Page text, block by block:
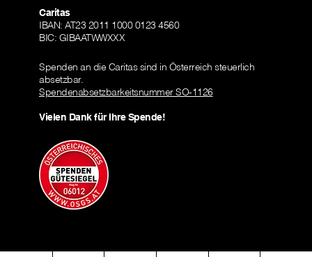
Caritas
IBAN: AT23 2011 1000 0123 4560
BIC: GIBAATWWXXX
Spenden an die Caritas sind in Österreich steuerlich
absetzbar.
Spendenabsetzbarkeitsnummer SO-1126
Vielen Dank für Ihre Spende!